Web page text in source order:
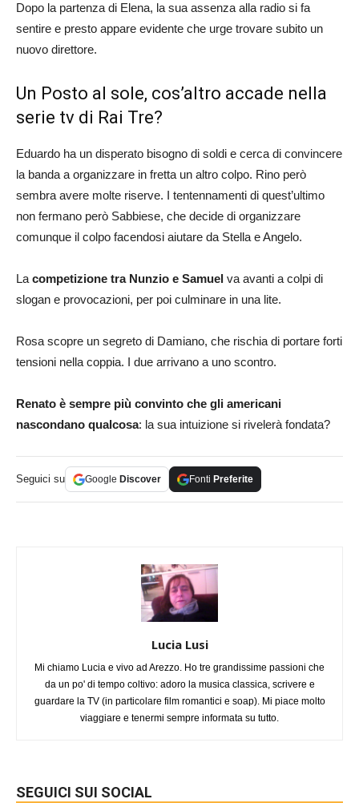
Dopo la partenza di Elena, la sua assenza alla radio si fa
sentire e presto appare evidente che urge trovare subito un
nuovo direttore.
Un Posto al sole, cos’altro accade nella
serie tv di Rai Tre?
Eduardo ha un disperato bisogno di soldi e cerca di convincere
la banda a organizzare in fretta un altro colpo. Rino però
sembra avere molte riserve. I tentennamenti di quest’ultimo
non fermano però Sabbiese, che decide di organizzare
comunque il colpo facendosi aiutare da Stella e Angelo.
La competizione tra Nunzio e Samuel va avanti a colpi di
slogan e provocazioni, per poi culminare in una lite.
Rosa scopre un segreto di Damiano, che rischia di portare forti
tensioni nella coppia. I due arrivano a uno scontro.
Renato è sempre più convinto che gli americani
nascondano qualcosa: la sua intuizione si rivelerà fondata?
Seguici su Google Discover Fonti Preferite
Lucia Lusi
Mi chiamo Lucia e vivo ad Arezzo. Ho tre grandissime passioni che
da un po' di tempo coltivo: adoro la musica classica, scrivere e
guardare la TV (in particolare film romantici e soap). Mi piace molto
viaggiare e tenermi sempre informata su tutto.
SEGUICI SUI SOCIAL